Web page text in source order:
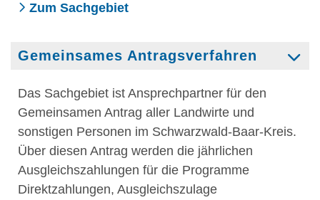
Zum Sachgebiet
Gemeinsames Antragsverfahren
Das Sachgebiet ist Ansprechpartner für den
Gemeinsamen Antrag aller Landwirte und
sonstigen Personen im Schwarzwald-Baar-Kreis.
Über diesen Antrag werden die jährlichen
Ausgleichszahlungen für die Programme
Direktzahlungen, Ausgleichszulage